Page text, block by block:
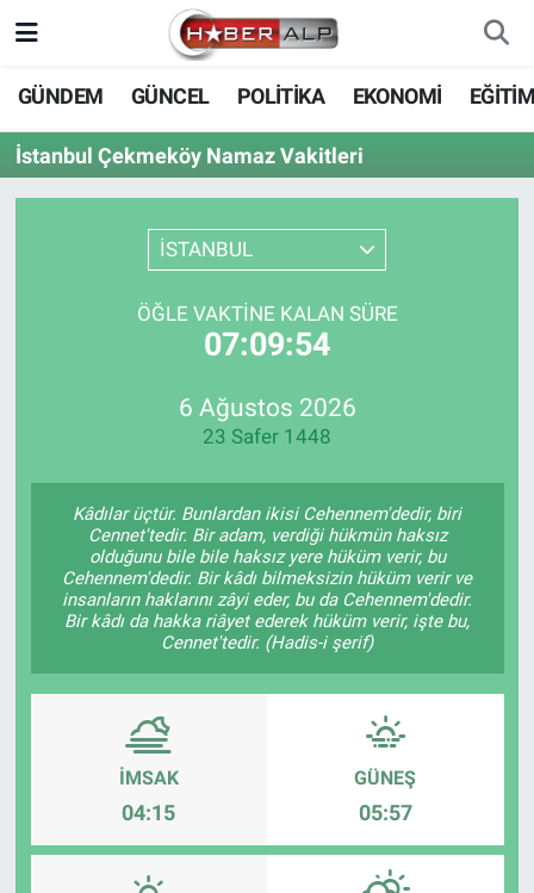
GÜNDEM GÜNCEL POLİTİKA EKONOMİ
İstanbul Çekmeköy Namaz Vakitleri
İSTANBUL
ÖĞLE VAKTINE KALAN SÜRE
07:09:54
6 Ağustos 2026
23 Safer 1448
Kâdılar üçtür. Bunlardan ikisi Cehennem'dedir, biri
Cennet'tedir. Bir adam, verdiği hükmün haksız
olduğunu bile bile haksız yere hüküm verir, bu
Cehennem'dedir. Bir kâdı bilmeksizin hüküm verir ve
insanların haklarını zâyi eder, bu da Cehennem'dedir.
Bir kâdı da hakka riâyet ederek hüküm verir, işte bu,
Cennet'tedir. (Hadis-i şerif)
İMSAK
04:15
GÜNEŞ
05:57
Nöbetçi Eczaneler
Hava Durumu
Süper Lig Puan Durumu ve Fikstür
Son Dakika Haberleri